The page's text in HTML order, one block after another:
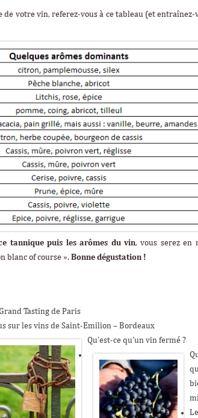
votre vin, referez-vous à ce tableau (et entraînez-
tannique puis les arômes du vin, vous serez en
blanc of course ». Bonne dégustation !
Tasting de Paris
sur les vins de Saint-Emilion – Bordeaux
Qu’est-ce qu’un vin fermé ?
Le